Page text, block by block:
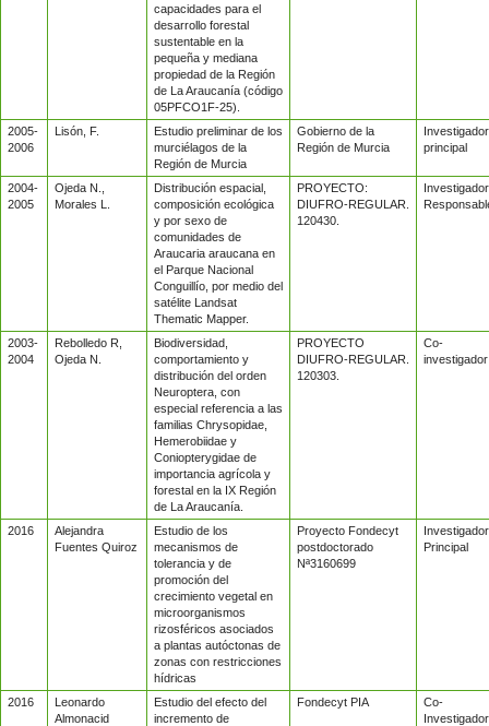
capacidades para el
desarrollo forestal
sustentable en la
pequeña y mediana
propiedad de la Región
de La Araucanía (código
05PFCO1F-25).
2005-
2006
Lisón, F.
Estudio preliminar de los
murciélagos de la
Región de Murcia
Gobierno de la
Región de Murcia
Investigador
principal
2004-
2005
Ojeda N.,
Morales L.
Distribución espacial,
composición ecológica
y por sexo de
comunidades de
Araucaria araucana en
el Parque Nacional
Conguillío, por medio del
satélite Landsat
Thematic Mapper.
PROYECTO:
DIUFRO-REGULAR.
120430.
Investigador
2003-
2004
Rebolledo R,
Ojeda N.
Biodiversidad,
comportamiento y
distribución del orden
Neuroptera, con
especial referencia a las
familias Chrysopidae,
Hemerobiidae y
Coniopterygidae de
importancia agrícola y
forestal en la IX Región
de La Araucanía.
PROYECTO
DIUFRO-REGULAR.
120303.
Co-
investigador
2016
Alejandra
Fuentes Quiroz
Estudio de los
mecanismos de
tolerancia y de
promoción del
crecimiento vegetal en
microorganismos
rizosféricos asociados
a plantas autóctonas de
zonas con restricciones
hídricas
Proyecto Fondecyt
postdoctorado
Nª3160699
Investigador
Principal
2016
Leonardo
Almonacid
Estudio del efecto del
incremento de
Fondecyt PIA
Co-
Investigador